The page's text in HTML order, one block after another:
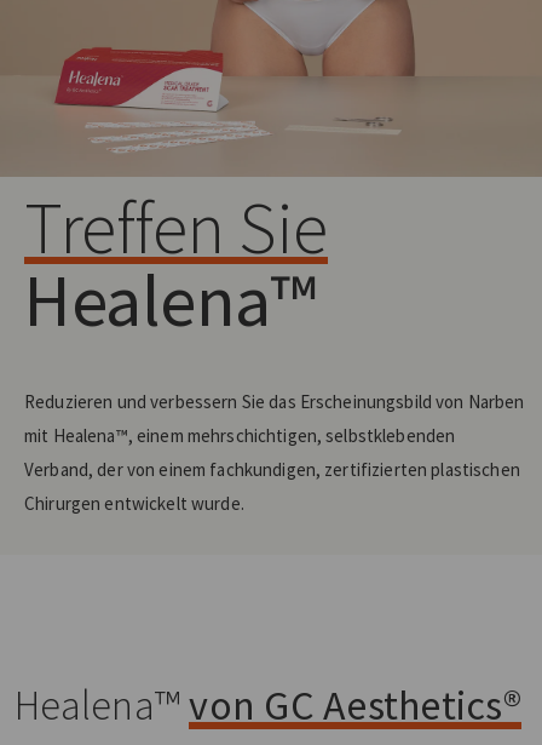
Treffen Sie
Healena™
Reduzieren und verbessern Sie das Erscheinungsbild von Narben
mit Healena™, einem mehrschichtigen, selbstklebenden
Verband, der von einem fachkundigen, zertifizierten plastischen
Chirurgen entwickelt wurde.
Healena™von GC Aesthetics®